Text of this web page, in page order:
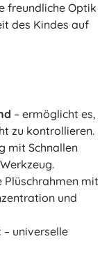
freundliche Optik
des Kindes auf
– ermöglicht es,
zu kontrollieren.
mit Schnallen
Plüschrahmen mit
und
– universelle